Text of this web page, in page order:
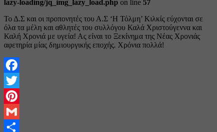
lazy-loading/jq_img_lazy_load.php on line 57
Το Δ.Σ και οι προπονητές του Α.Σ ‘Η Τόλμη’ Κιλκίς εύχονται σε
όλα τα μέλη και αθλητές του συλλόγου Καλά Χριστούγεννα και
Καλή Χρονιά με υγεία! Ας είναι το Ξεκίνημα της Νέας Χρονιάς
αφετηρία μίας δημιουργικής εποχής. Χρόνια πολλά!
Facebook
Twitter
Pinterest
Gmail